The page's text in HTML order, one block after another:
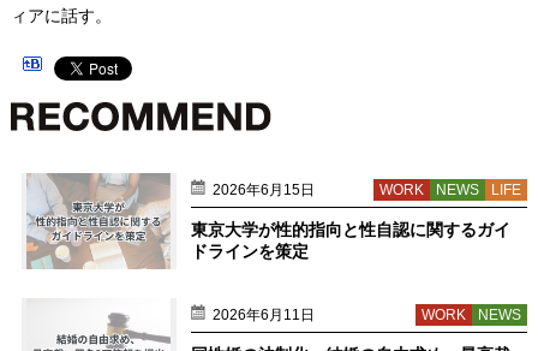
ィアに話す。
2026年6月15日 LIFE
NEWS
WORK
東京大学が性的指向と性自認に関するガイ
ドラインを策定
2026年6月11日 NEWS
WORK